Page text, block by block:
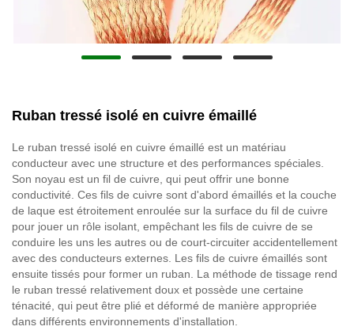
Ruban tressé isolé en cuivre émaillé
Le ruban tressé isolé en cuivre émaillé est un matériau
conducteur avec une structure et des performances spéciales.
Son noyau est un fil de cuivre, qui peut offrir une bonne
conductivité. Ces fils de cuivre sont d'abord émaillés et la couche
de laque est étroitement enroulée sur la surface du fil de cuivre
pour jouer un rôle isolant, empêchant les fils de cuivre de se
conduire les uns les autres ou de court-circuiter accidentellement
avec des conducteurs externes. Les fils de cuivre émaillés sont
ensuite tissés pour former un ruban. La méthode de tissage rend
le ruban tressé relativement doux et possède une certaine
ténacité, qui peut être plié et déformé de manière appropriée
dans différents environnements d'installation.